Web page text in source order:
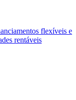
flexíveis e
rentáveis